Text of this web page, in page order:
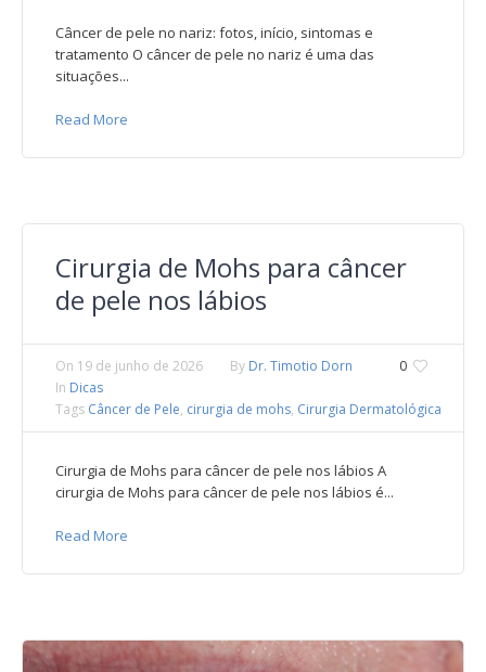
Câncer de pele no nariz: fotos, início, sintomas e
tratamento O câncer de pele no nariz é uma das
situações...
Read More
Cirurgia de Mohs para câncer
de pele nos lábios
0
On 19 de junho de 2026 By Dr. Timotio Dorn
In Dicas
Tags Câncer de Pele, cirurgia de mohs, Cirurgia Dermatológica
Cirurgia de Mohs para câncer de pele nos lábios A
cirurgia de Mohs para câncer de pele nos lábios é...
Read More